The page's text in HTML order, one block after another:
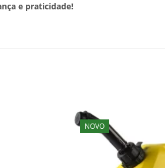
e praticidade!
NOVO